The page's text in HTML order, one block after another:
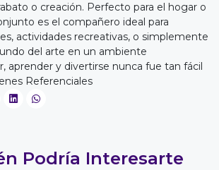
o creación. Perfecto para el hogar o
es el compañero ideal para
actividades recreativas, o simplemente
del arte en un ambiente
aprender y divertirse nunca fue tan fácil
Referenciales
Podría Interesarte